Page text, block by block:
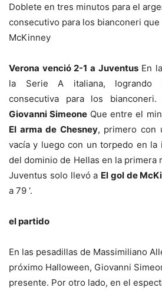
Doblete en tres minutos para el
consecutivo para los bianconeri que
McKinney
Verona venció 2-1 a JuventusEn
la Serie A italiana, logrando
consecutiva para los
Giovanni Simeone Que entre el
El arma de Chesney, primero con
vacía y luego con un torpedo en la
del dominio de Hellas en la primera
Juventus solo llevó a El gol de
a 79 ‘.
el partido
En las pesadillas de Massimiliano
próximo Halloween, Giovanni
presente. Por otro lado, en el